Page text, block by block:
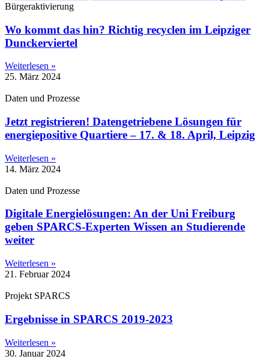
Bürgeraktivierung
Wo kommt das hin? Richtig recyclen im Leipziger
Dunckerviertel
Weiterlesen »
25. März 2024
Daten und Prozesse
Jetzt registrieren! Datengetriebene Lösungen für
energiepositive Quartiere – 17. & 18. April, Leipzig
Weiterlesen »
14. März 2024
Daten und Prozesse
Digitale Energielösungen: An der Uni Freiburg
geben SPARCS-Experten Wissen an Studierende
weiter
Weiterlesen »
21. Februar 2024
Projekt SPARCS
Ergebnisse in SPARCS 2019-2023
Weiterlesen »
30. Januar 2024